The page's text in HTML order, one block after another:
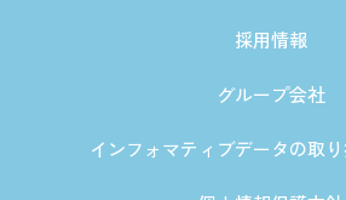
採用情報
グループ会社
インフォマティブデータの取